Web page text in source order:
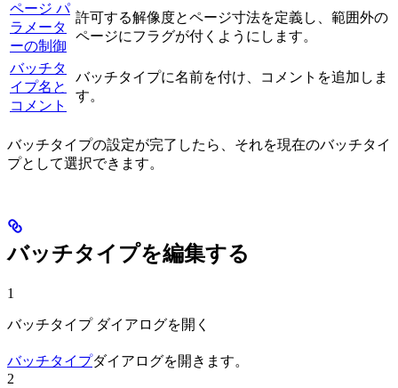
ページ パ
ラメータ
ーの制御
許可する解像度とページ寸法を定義し、範囲外の
ページにフラグが付くようにします。
バッチタ
イプ名と
コメント
バッチタイプに名前を付け、コメントを追加しま
す。
バッチタイプの設定が完了したら、それを現在のバッチタイ
プとして選択できます。
バッチタイプを編集する
1
バッチタイプ ダイアログを開く
バッチタイプダイアログを開きます。
2